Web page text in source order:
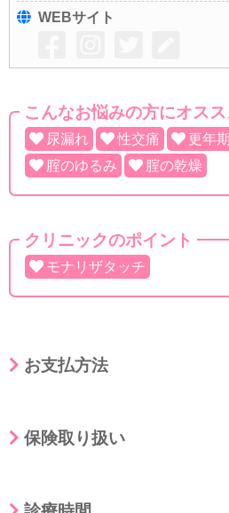
WEBサイト
こんなお悩みの方にオスス
尿漏れ 性交痛
更年
腟のゆるみ
腟の乾燥
クリニックのポイント
モナリザタッチ
お支払方法
保険取り扱い